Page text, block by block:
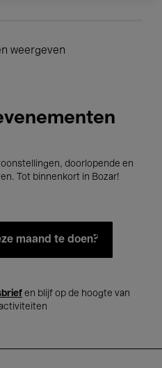
weergeven
doorlopende en
Tot binnenkort in Bozar!
maand te doen?
en blijf op de hoogte van